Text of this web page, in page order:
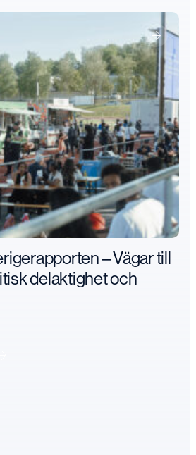
– Vägar till
delaktighet och